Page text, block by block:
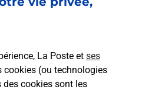
La Poste et ses
cookies (ou technologies
cookies sont les